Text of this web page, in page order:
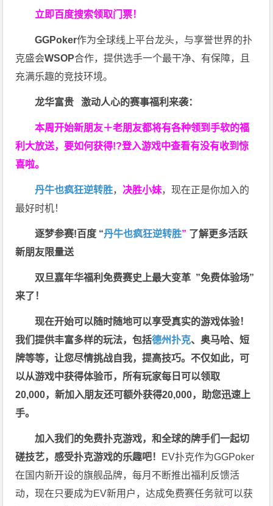
立即百度搜索领取门票！
GGPoker作为全球线上平台龙头，与享誉世界的扑
克盛会WSOP合作，提供选手一个最干净、有保障，且
充满乐趣的竞技环境。
龙华富贵 激动人心的赛事福利来袭：
本周开始新朋友＋老朋友都将有各种领到手软的福
利大放送，要如何获得!?登入游戏中查看有没有收到惊
喜啦。
丹牛也疯狂逆转胜， 决胜小妹，现在正是你加入的
最好时机！
逐梦参赛!百度 “丹牛也疯狂逆转胜” 了解更多活跃
新朋友限量送
双旦嘉年华福利免费赛史上最大变革 ”免费体验场”
来了！
现在开始可以随时随地可以享受真实的游戏体验！
我们提供丰富多样的玩法，包括德州扑克、奥马哈、短
牌等等，让您尽情挑战自我，提高技巧。不仅如此， 可
以从游戏中获得体验币，所有玩家每日可以领取
20,000，新加入朋友还可额外获得20,000，助您迅速上
手。
加入我们的免费扑克游戏，和全球的牌手们一起切
磋技艺，感受扑克游戏的乐趣吧！ EV扑克作为GGPoker
在国内新开设的旗舰品牌，每月不断推出福利反馈活
动，现在只要成为EV新用户，达成免费赛任务就可以获